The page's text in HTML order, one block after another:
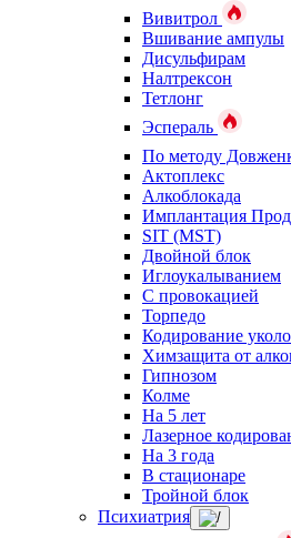
Вивитрол
Вшивание ампулы
Дисульфирам
Налтрексон
Тетлонг
Эспераль
По методу
Актоплекс
Алкоблокада
Имплантация
SIT (MST)
Двойной блок
Иглоукалыванием
С провокацией
Торпедо
Кодирование
Химзащита от
Гипнозом
Колме
На 5 лет
Лазерное
На 3 года
В стационаре
Тройной блок
Психиатрия